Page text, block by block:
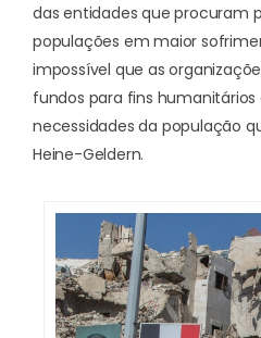
das entidades que procuram
populações em maior
impossível que as
fundos para fins
necessidades da população
Heine-Geldern.